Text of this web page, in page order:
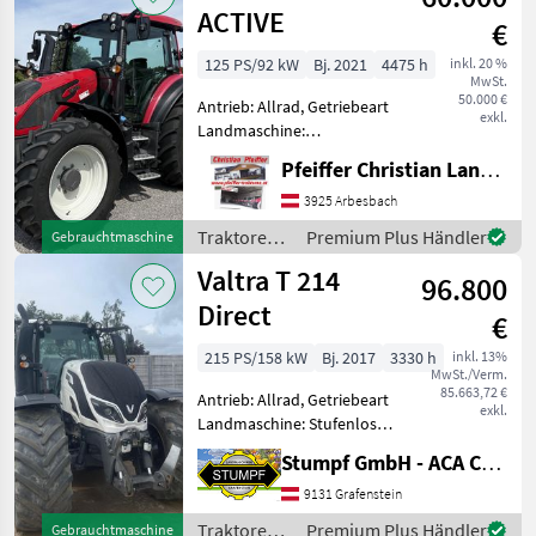
Gebrauchtmaschine
ACTIVE
€
inkl. 20 %
MwSt.
50.000 €
exkl.
125 PS/92 kW Bj. 2021
4475 h
Antrieb: Allrad, Getriebeart
Landmaschine:
Lastschaltgetriebe,
Plattform: Kabine,
Zapfwellendrehzahl:
540/540E/1000,
Höchstgeschwindigkeit in
km/h: 40 km/h, Aufladung:
Tu
Pfeiffer Christian Landtechnik
3925 Arbesbach
Traktoren /
Valtra
Premium Plus Händler
Gebrauchtmaschine
Valtra T 214
Direct
96.800
€
inkl. 13%
MwSt./Verm.
85.663,72 €
exkl.
215 PS/158 kW Bj. 2017
3330 h
Antrieb: Allrad, Getriebeart
Landmaschine: Stufenloses
Getriebe, Plattform: Kabine,
Zapfwellendrehzahl:
540/1000,
Höchstgeschwindigkeit in
Stumpf GmbH - ACA Center Stumpf
9131 Grafenstein
Traktoren /
Premium Plus Händler